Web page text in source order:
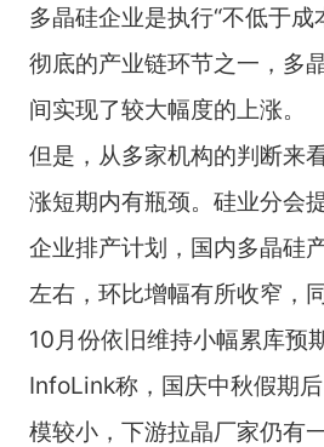
多晶硅企业是执行“不低于成
彻底的产业链环节之一，多
间实现了较大幅度的上涨。
但是，从多家机构的判断来
涨短期内有瓶颈。硅业分会
企业排产计划，国内多晶硅
左右，环比增幅有所收窄，
10月份依旧维持小幅累库预
InfoLink称，国庆中秋假期
模较小，下游拉晶厂家仍有